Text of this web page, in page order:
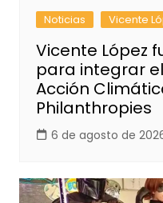
Noticias Vicente
Vicente López
para integrar
Acción
Philanthropies
6 de agosto de